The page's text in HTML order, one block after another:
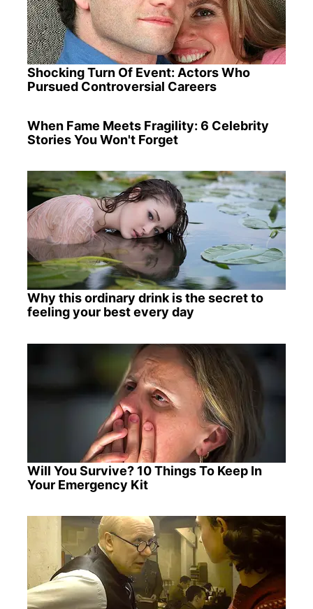
Shocking Turn Of Event: Actors Who
Pursued Controversial Careers
When Fame Meets Fragility: 6 Celebrity
Stories You Won't Forget
Why this ordinary drink is the secret to
feeling your best every day
Will You Survive? 10 Things To Keep In
Your Emergency Kit